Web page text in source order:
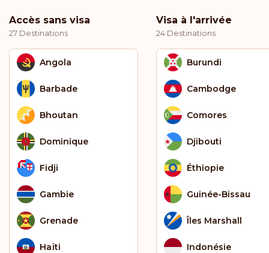
Accès sans visa
27 Destinations
Angola
Barbade
Bhoutan
Dominique
Fidji
Gambie
Grenade
Haïti
Visa à l'arrivée
24 Destinations
Burundi
Cambodge
Comores
Djibouti
Éthiopie
Guinée-Bissau
Îles Marshall
Indonésie